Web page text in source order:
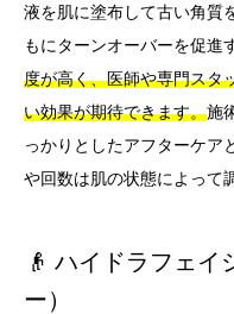
液を肌に塗布して古い角質
もにターンオーバーを促進
度が高く、医師や専門スタ
い効果が期待できます。施
っかりとしたアフターケア
や回数は肌の状態によって
👴 ハイドラフェイ
ー）